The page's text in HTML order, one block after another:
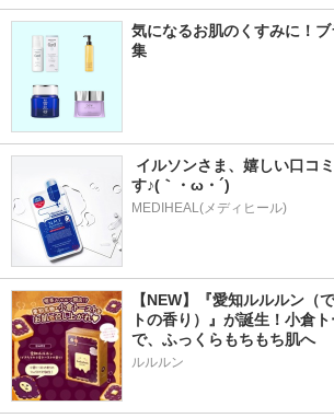
気になるお肌のくすみに！
集
イルソンさま、嬉しい口コ
す♪(｀・ω・´)
MEDIHEAL(メディヒール)
【NEW】『愛知ルルルン（
トの香り）』が誕生！小倉
で、ふっくらもちもち肌へ
ルルルン